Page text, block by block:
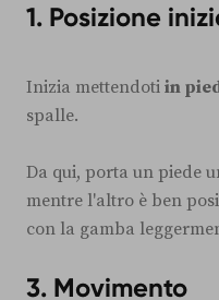
1. Posizione
Inizia mettendoti in
spalle.
Da qui, porta un piede
mentre l'altro è ben
con la gamba
3. Movimento